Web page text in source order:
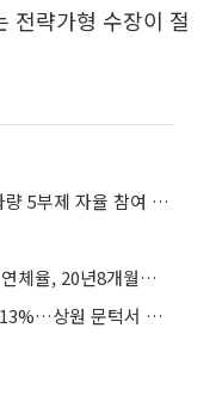
전략가형 수장이 절
여신금융업권, 에너지 위기 대응⋯차량 5부제 자율 참여 확대
서민 급전창구마저…신용카드 대출 연체율, 20년8개월來 '최고'
美 클래리티 법안 연내 통과 가능성 13%…상원 문턱서 제동